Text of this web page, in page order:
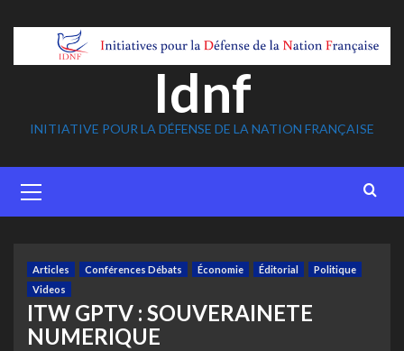
Idnf
INITIATIVE POUR LA DÉFENSE DE LA NATION FRANÇAISE
Menu
Articles Conférences Débats Économie Éditorial
Politique
Videos
ITW GPTV : SOUVERAINETE
NUMERIQUE